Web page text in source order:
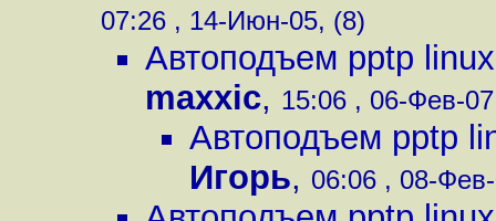
07:26 , 14-Июн-05, (8)
Автоподъем pptp
maxxic, 15:06 , 06-Фев-
Автоподъем pptp
Игорь, 06:06 , 08-